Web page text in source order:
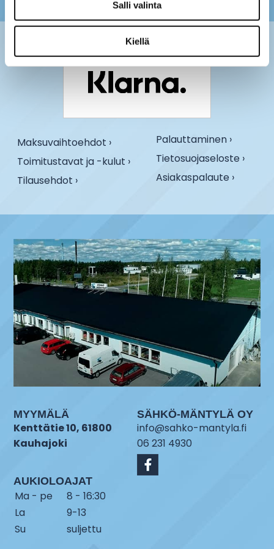
Salli valinta
Kiellä
Maksuvaihtoehdot ›
Toimitustavat ja -kulut ›
Tilausehdot ›
Palauttaminen ›
Tietosuojaseloste ›
Asiakaspalaute ›
MYYMÄLÄ
Kenttätie 10, 61800
Kauhajoki
AUKIOLOAJAT
Ma - pe
8 - 16:30
La
9-13
Su
suljettu
SÄHKÖ-MÄNTYLÄ OY
info@sahko-mantyla.fi
06 231 4930